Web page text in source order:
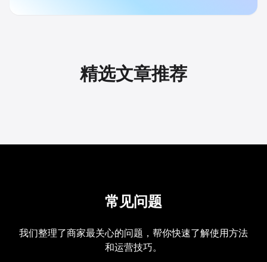
精选文章推荐
常见问题
我们整理了商家最关心的问题，帮你快速了解使用方法
和运营技巧。